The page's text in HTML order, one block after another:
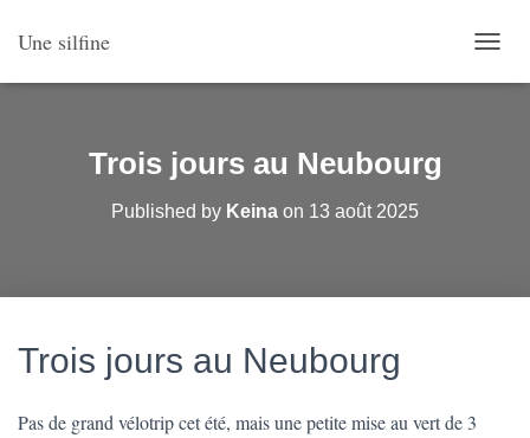
Une silfine
U
Trois jours au Neubourg
Published by Keina on 13 août 2025
Trois jours au Neubourg
Pas de grand vélotrip cet été, mais une petite mise au vert de 3